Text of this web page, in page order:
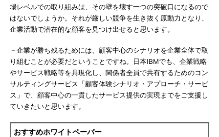
場レベルでの取り組みは、その壁を壊す一つの突破口になるので
はないでしょうか。それが厳しい競争を生き抜く原動力となり、
企業活動で潜在的な顧客を見つけ出せると思います。
－企業が勝ち残るためには、顧客中心のシナリオを企業全体で取
り組むことが必要だということですね。日本IBMでも、企業戦略
やサービス戦略等を具現化し、関係者全員で共有するためのコン
サルティングサービス「顧客体験シナリオ・アプローチ・サービ
ス」で、顧客中心の一貫したサービス提供の実現までをご支援し
ていきたいと思います。
おすすめホワイトペーパー